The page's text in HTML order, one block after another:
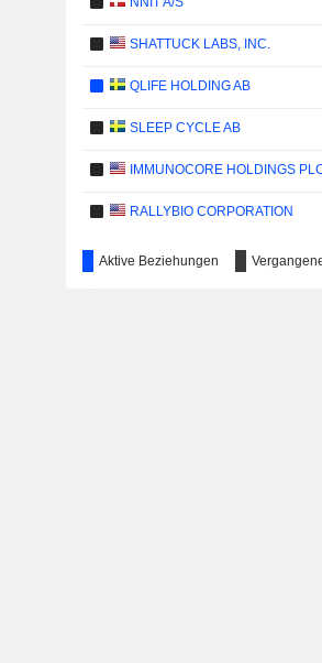
SHATTUCK LABS, INC.
QLIFE HOLDING AB
SLEEP CYCLE AB
IMMUNOCORE HOLDINGS
RALLYBIO CORPORATION
Aktive Beziehungen